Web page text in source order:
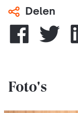
Delen
Foto's